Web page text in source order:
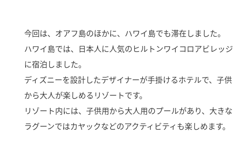
今回は、オアフ島のほかに、ハワイ島でも滞在しました。
ハワイ島では、日本人に人気のヒルトンワイコロアビレッジ
に宿泊しました。
ディズニーを設計したデザイナーが手掛けるホテルで、子供
から大人が楽しめるリゾートです。
リゾート内には、子供用から大人用のプールがあり、大きな
ラグーンではカヤックなどのアクティビティも楽しめます。